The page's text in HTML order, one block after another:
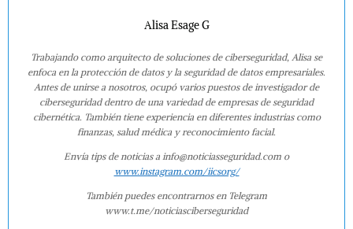
Alisa Esage G
Trabajando como arquitecto de soluciones de ciberseguridad, Alisa se
enfoca en la protección de datos y la seguridad de datos empresariales.
Antes de unirse a nosotros, ocupó varios puestos de investigador de
ciberseguridad dentro de una variedad de empresas de seguridad
cibernética. También tiene experiencia en diferentes industrias como
finanzas, salud médica y reconocimiento facial.
Envía tips de noticias a info@noticiasseguridad.com o
www.instagram.com/iicsorg/
También puedes encontrarnos en Telegram
www.t.me/noticiasciberseguridad